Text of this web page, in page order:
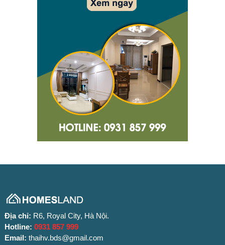
Địa chỉ: R6, Royal City, Hà Nội.
Hotline: 0931 857 999
Email: thaihv.bds@gmail.com